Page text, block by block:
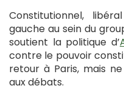
Constitutionnel,
gauche au sein du
soutient la politique d’
contre le pouvoir
retour à Paris, mais
aux débats.